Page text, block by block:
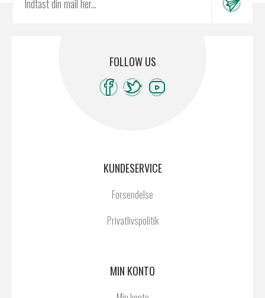
FOLLOW US
KUNDESERVICE
Forsendelse
Privatlivspolitik
MIN KONTO